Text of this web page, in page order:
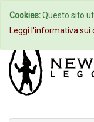
Home
Cookies:Questo sito
Leggi l'informativa sui